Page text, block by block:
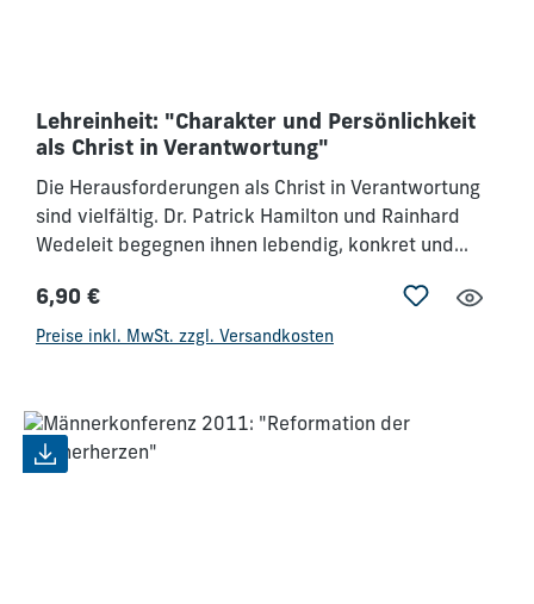
Lehreinheit: "Charakter und Persönlichkeit
als Christ in Verantwortung"
Die Herausforderungen als Christ in Verantwortung
sind vielfältig. Dr. Patrick Hamilton und Rainhard
Wedeleit begegnen ihnen lebendig, konkret und
Glauben", um Führungsqualitäten, Schein oder Sein,
Beziehungs- und Kommunikationsfähigkeit als
Glaube handfest im ganzheitlichen Lebensstil -
Kinder, unserer Informationsgesellschaft oder
Kinder des Lichts? - Opfer meiner Umstände oder
Regulärer Preis:
6,90 €
Preise inkl. MwSt. zzgl. Versandkosten